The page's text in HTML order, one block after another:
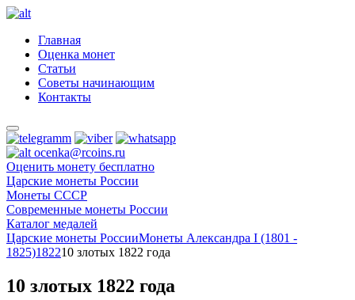
Главная
Оценка монет
Статьи
Советы начинающим
Контакты
ocenka@rcoins.ru
Оценить монету бесплатно
Царские монеты России
Монеты СССР
Современные монеты России
Каталог медалей
Царские монеты РоссииМонеты Александра I (1801 -
1825)182210 злотых 1822 года
10 злотых 1822 года